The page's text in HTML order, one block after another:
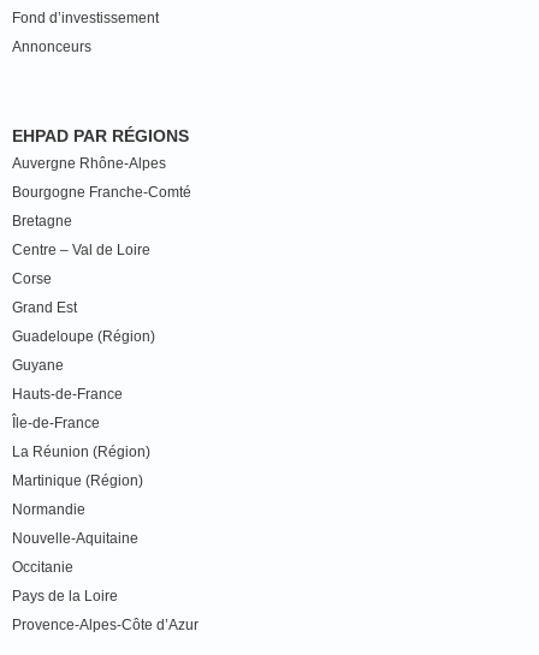
Fond d’investissement
Annonceurs
EHPAD PAR RÉGIONS
Auvergne Rhône-Alpes
Bourgogne Franche-Comté
Bretagne
Centre – Val de Loire
Corse
Grand Est
Guadeloupe (Région)
Guyane
Hauts-de-France
Île-de-France
La Réunion (Région)
Martinique (Région)
Normandie
Nouvelle-Aquitaine
Occitanie
Pays de la Loire
Provence-Alpes-Côte d’Azur